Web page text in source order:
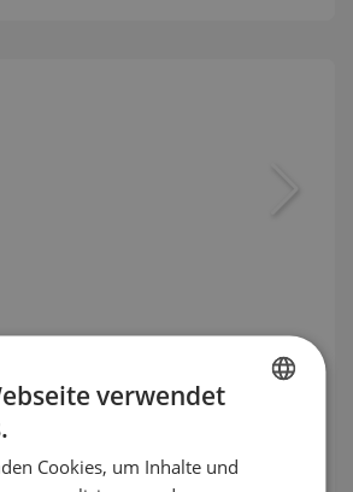
im Stadtteil "Gagarin"
/ PLOVDIV / BULGARIEN
KARTE ENGLISH
verwendet
Cookies, um Inhalte und